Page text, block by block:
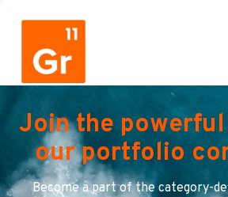
Join the
our portfolio
Become a part of the category-